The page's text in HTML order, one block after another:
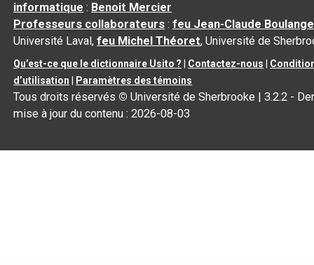
informatique : Benoit Mercier
Professeurs collaborateurs :feu Jean-Claude
Université Laval,feu Michel Théoret, Université de
Qu’est-ce que le dictionnaire Usito ? Contactez-nous
d’utilisation
Paramètres des témoins
Tous droits réservés © Université de Sherbrooke |3.2.2 -
mise à jour du contenu :2026-08-03